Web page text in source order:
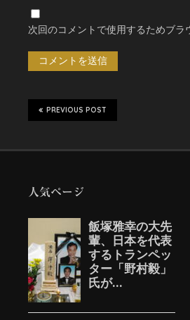
次回のコメントで使用するためブ
PREVIOUS POST
人気ページ